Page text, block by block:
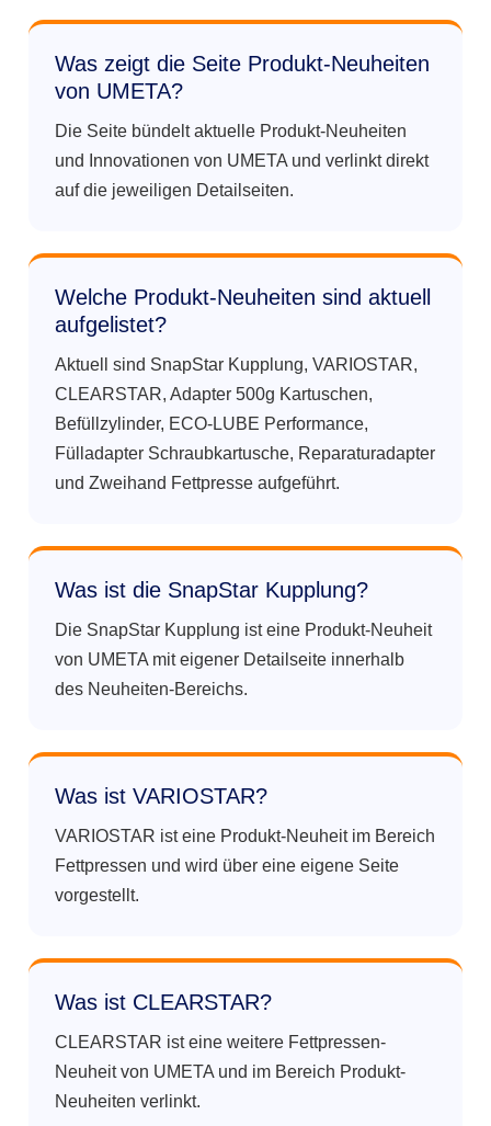
Was zeigt die Seite Produkt-Neuheiten
von UMETA?
Die Seite bündelt aktuelle Produkt-Neuheiten
und Innovationen von UMETA und verlinkt direkt
auf die jeweiligen Detailseiten.
Welche Produkt-Neuheiten sind aktuell
aufgelistet?
Aktuell sind SnapStar Kupplung, VARIOSTAR,
CLEARSTAR, Adapter 500g Kartuschen,
Befüllzylinder, ECO-LUBE Performance,
Fülladapter Schraubkartusche, Reparaturadapter
und Zweihand Fettpresse aufgeführt.
Was ist die SnapStar Kupplung?
Die SnapStar Kupplung ist eine Produkt-Neuheit
von UMETA mit eigener Detailseite innerhalb
des Neuheiten-Bereichs.
Was ist VARIOSTAR?
VARIOSTAR ist eine Produkt-Neuheit im Bereich
Fettpressen und wird über eine eigene Seite
vorgestellt.
Was ist CLEARSTAR?
CLEARSTAR ist eine weitere Fettpressen-
Neuheit von UMETA und im Bereich Produkt-
Neuheiten verlinkt.